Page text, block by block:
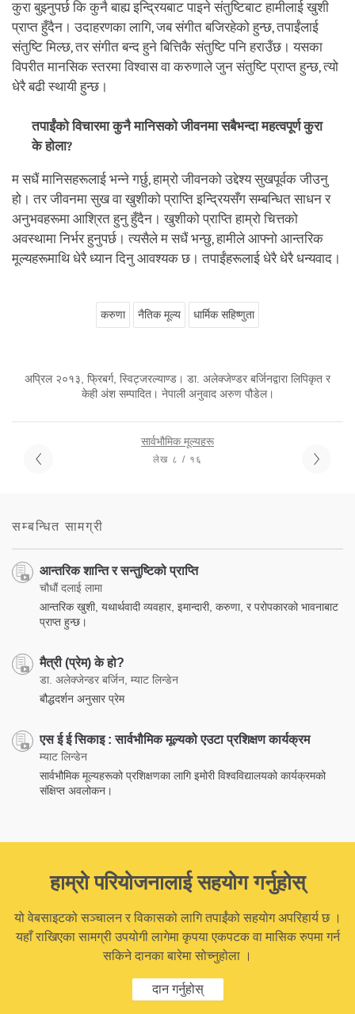
कुरा बुझ्नुपर्छ कि कुनै बाह्य इन्द्रियबाट पाइने संतुष्टिबाट हामीलाई खुशी
प्राप्त हुँदैन। उदाहरणका लागि, जब संगीत बजिरहेको हुन्छ, तपाईंलाई
संतुष्टि मिल्छ, तर संगीत बन्द हुने बित्तिकै संतुष्टि पनि हराउँछ। यसका
विपरीत मानसिक स्तरमा विश्वास वा करुणाले जुन संतुष्टि प्राप्त हुन्छ, त्यो
धेरै बढी स्थायी हुन्छ।
तपाईंको विचारमा कुनै मानिसको जीवनमा सबैभन्दा महत्वपूर्ण कुरा
के होला?
म सधैं मानिसहरूलाई भन्ने गर्छु, हाम्रो जीवनको उद्देश्य सुखपूर्वक जीउनु
हो। तर जीवनमा सुख वा खुशीको प्राप्ति इन्द्रियसँग सम्बन्धित साधन र
अनुभवहरूमा आश्रित हुनु हुँदैन। खुशीको प्राप्ति हाम्रो चित्तको
अवस्थामा निर्भर हुनुपर्छ। त्यसैले म सधैं भन्छु, हामीले आफ्नो आन्तरिक
मूल्यहरूमाथि धेरै ध्यान दिनु आवश्यक छ। तपाईंहरूलाई धेरै धेरै धन्यवाद।
करुणा नैतिक मूल्य धार्मिक सहिष्णुता
अप्रिल २०१३, फ्रिबर्ग, स्विट्जरल्याण्ड। डा. अलेक्जेण्डर बर्जिनद्वारा लिपिकृत र
केही अंश सम्पादित। नेपाली अनुवाद अरुण पौडेल।
सार्वभौमिक मूल्यहरू
लेख ८ / १६
सम्बन्धित सामग्री
आन्तरिक शान्ति र सन्तुष्टिको प्राप्ति
चौधौं दलाई लामा
आन्तरिक खुशी, यथार्थवादी व्यवहार, इमान्दारी, करुणा, र परोपकारको भावनाबाट
प्राप्त हुन्छ।
मैत्री (प्रेम) के हो?
डा. अलेक्जेन्डर बर्जिन, म्याट लिन्डेन
बौद्धदर्शन अनुसार प्रेम
एस ई ई सिकाइ : सार्वभौमिक मूल्यको एउटा प्रशिक्षण कार्यक्रम
म्याट लिन्डेन
सार्वभौमिक मूल्यहरूको प्रशिक्षणका लागि इमोरी विश्वविद्यालयको कार्यक्रमको
संक्षिप्त अवलोकन।
हाम्रो परियोजनालाई सहयोग गर्नुहोस्
यो वेबसाइटको सञ्चालन र विकासको लागि तपाईंको सहयोग अपरिहार्य छ ।
यहाँ राखिएका सामग्री उपयोगी लागेमा कृपया एकपटक वा मासिक रुपमा गर्न
सकिने दानका बारेमा सोच्नुहोला ।
दान गर्नुहोस्